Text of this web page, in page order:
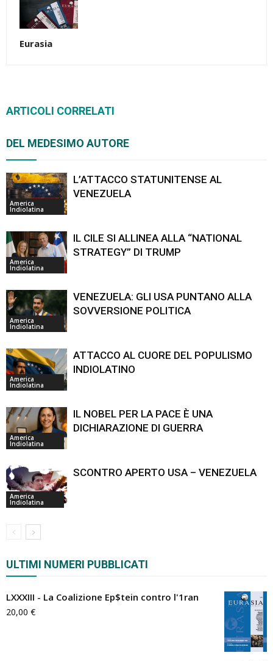
Eurasia
ARTICOLI CORRELATI
DEL MEDESIMO AUTORE
America
Indiolatina
L’ATTACCO STATUNITENSE AL
VENEZUELA
America
Indiolatina
IL CILE SI ALLINEA ALLA “NATIONAL
STRATEGY” DI TRUMP
America
Indiolatina
VENEZUELA: GLI USA PUNTANO ALLA
SOVVERSIONE POLITICA
America
Indiolatina
ATTACCO AL CUORE DEL POPULISMO
INDIOLATINO
America
Indiolatina
IL NOBEL PER LA PACE È UNA
DICHIARAZIONE DI GUERRA
America
Indiolatina
SCONTRO APERTO USA – VENEZUELA
ULTIMI NUMERI PUBBLICATI
LXXXIII - La Coalizione Ep$tein contro l'1ran
20,00 €